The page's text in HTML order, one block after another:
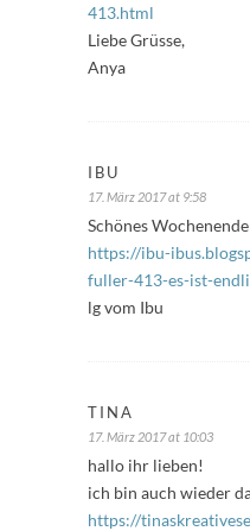
413.html
Liebe Grüsse,
Anya
IBU
17. März 2017 at 9:58
Schönes
https://ibu-
fuller-413-es-ist-
lg vom Ibu
TINA
17. März 2017 at 10:03
hallo ihr lieben!
ich bin auch wieder
https://